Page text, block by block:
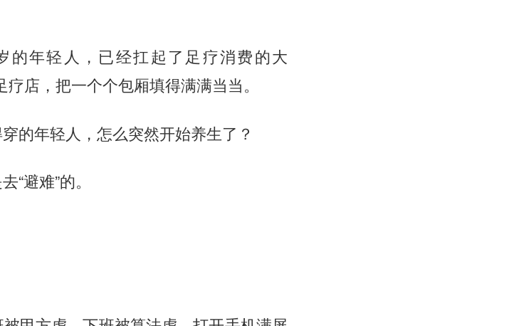
的年轻人，已经扛起了足疗消费的大
店，把一个个包厢填得满满当当。
的年轻人，怎么突然开始养生了？
避难”的。